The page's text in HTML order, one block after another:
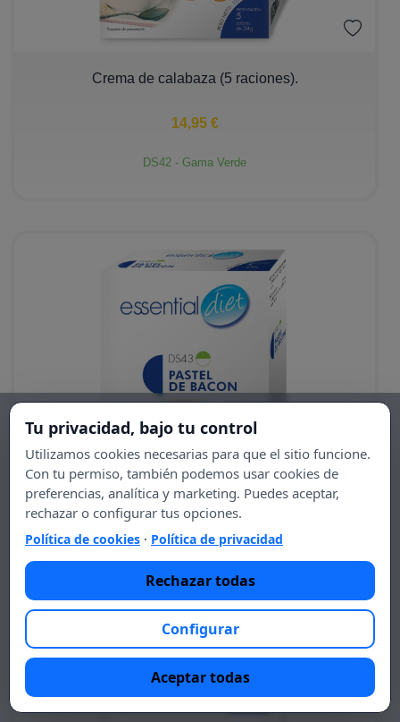
+
Crema de calabaza (5 raciones).
14,95 €
DS42 - Gama Verde
− + Pastel de bacon (5 raciones).
14,95 €
DS43 - Gama Verde
Tu privacidad, bajo tu control
Utilizamos cookies necesarias para que el sitio funcione.
Con tu permiso, también podemos usar cookies de
preferencias, analítica y marketing. Puedes aceptar,
rechazar o configurar tus opciones.
Política de cookies · Política de privacidad
Rechazar todas
Configurar
Aceptar todas